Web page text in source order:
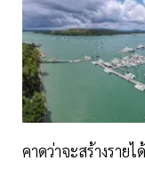
คาดว่าจะสร้างรา